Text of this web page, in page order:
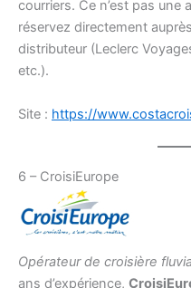
courriers. Ce n’est pas une
réservez directement
distributeur (Leclerc
etc.).
Site : https://
6 – CroisiEurope
Opérateur de croisière
ans d’expérience,